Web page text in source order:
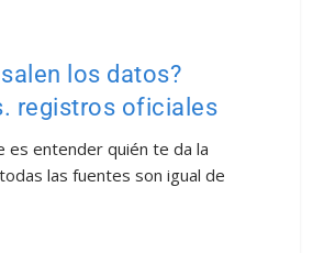
los datos?
registros oficiales
es entender quién te da la
las fuentes son igual de